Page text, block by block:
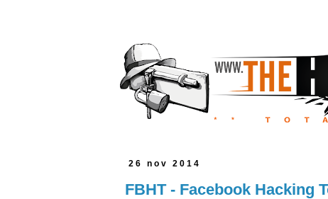
26 nov 2014
FBHT - Facebook Hacking